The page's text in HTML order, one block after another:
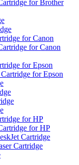
for Brother
for Canon
for Canon
for Epson
for Epson
for HP
for HP
Cartridge
Cartridge